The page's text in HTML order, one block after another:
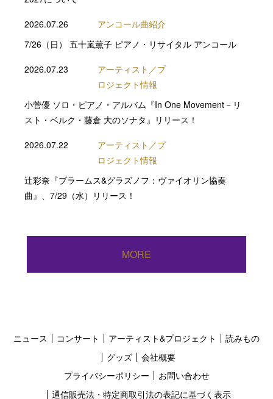
2026.07.26
アンコール曲紹介
7/26（日） 五十嵐薫子 ピアノ・リサイタル アンコール
2026.07.23
アーティスト／プ
ロジェクト情報
小菅優 ソロ・ピアノ・アルバム『In One Movement－リ
スト・ベルク・藤倉 大のソナタ』リリース！
2026.07.22
アーティスト／プ
ロジェクト情報
辻彩奈『ブラームス&グラズノフ：ヴァイオリン協奏
曲』、7/29（水）リリース！
MORE
ニュース コンサート アーティスト&プロジェクト
読みもの
グッズ
会社概要
プライバシーポリシー
お問い合わせ
通信販売法・特定商取引法の表記に基づく表示